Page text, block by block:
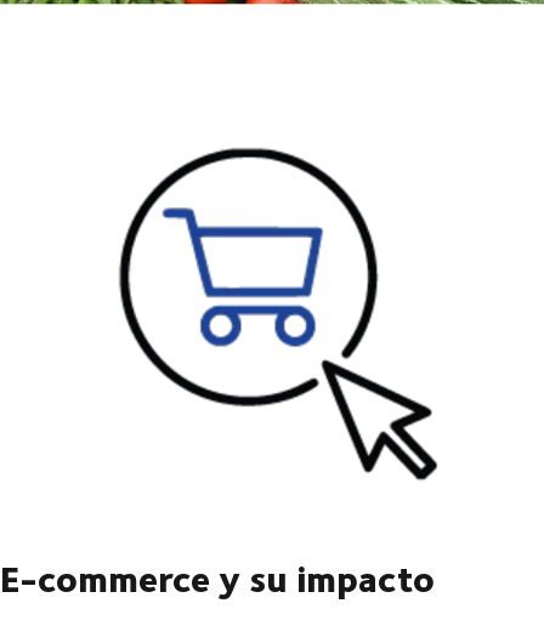
E-commerce y su impacto